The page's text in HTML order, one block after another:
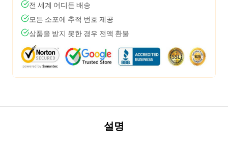
전 세계 어디든 배송
모든 소포에 추적 번호 제공
상품을 받지 못한 경우 전액 환불
설명